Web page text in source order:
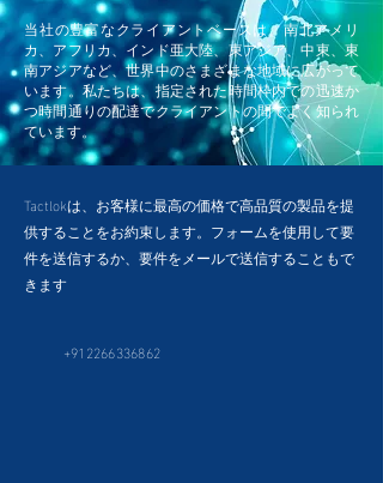
当社の豊富なクライアントベースは、南北アメリ
カ、アフリカ、インド亜大陸、東アジア、中東、東
南アジアなど、世界中のさまざまな地域に広がって
います。私たちは、指定された時間枠内での迅速か
つ時間通りの配達でクライアントの間でよく知られ
ています。
Tactlokは、お客様に最高の価格で高品質の製品を提
供することをお約束します。フォームを使用して要
件を送信するか、要件をメールで送信することもで
きます
+912266336862